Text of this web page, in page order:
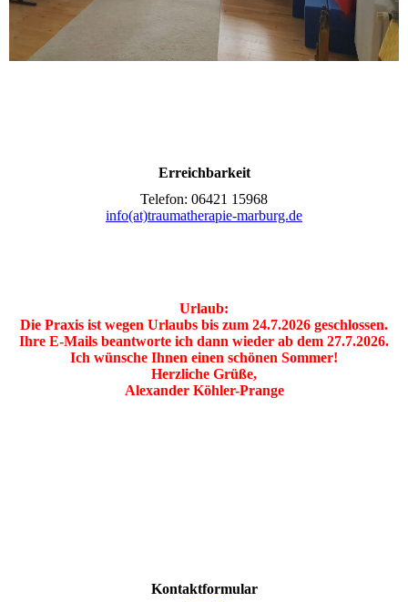
Erreichbarkeit
Telefon: 06421 15968
info(at)traumatherapie-marburg.de
Urlaub:
Die Praxis ist wegen Urlaubs bis zum 24.7.2026 geschlossen.
Ihre E-Mails beantworte ich dann wieder ab dem 27.7.2026.
Ich wünsche Ihnen einen schönen Sommer!
Herzliche Grüße,
Alexander Köhler-Prange
Kontaktformular